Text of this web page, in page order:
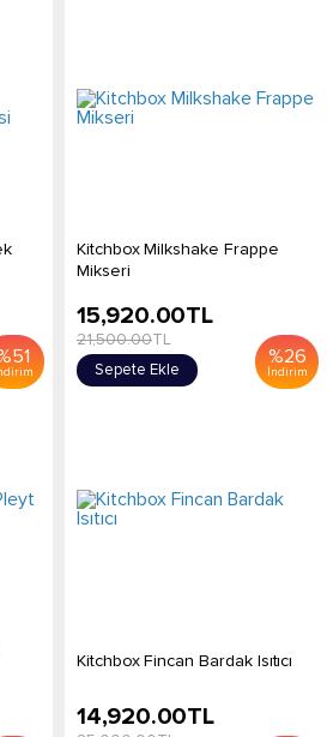
51
Kitchbox Milkshake Frappe
Mikseri
%26
İndirim
15,920.00TL
21,500.00TL
Sepete Ekle
Kitchbox Fincan Bardak Isıtıcı
14,920.00TL